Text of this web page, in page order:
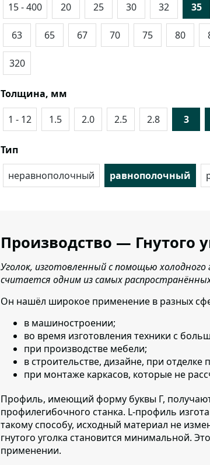
15 - 400
20 25 30 32 35
63 65 67 70 75 80
320
Толщина, мм
1 - 12
1.5 2.0 2.5 2.8 3
Тип
неравнополочный
равнополочный
Производство — Гнутого
Уголок, изготовленный с помощью
считается одним из самых
Он нашёл широкое применение в разных
в машиностроении;
во время изготовления техники с
при производстве мебели;
в строительстве, дизайне, при
при монтаже каркасов, которые не
Профиль, имеющий форму буквы Г,
профилегибочного станка. L-профиль
такому способу, исходный материал не
гнутого уголка становится минимальной.
применении.